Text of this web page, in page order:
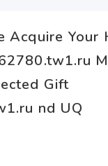
Acquire Your
Gift
nd UQ